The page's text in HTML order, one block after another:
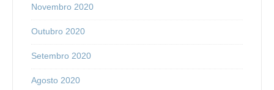
Novembro 2020
Outubro 2020
Setembro 2020
Agosto 2020